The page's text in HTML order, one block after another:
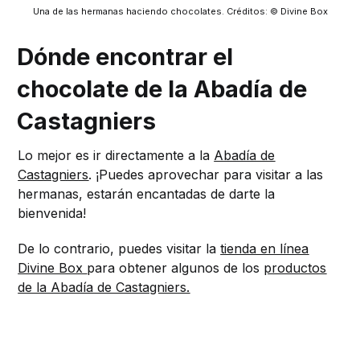
Una de las hermanas haciendo chocolates. Créditos: © Divine Box
Dónde encontrar el
chocolate de la Abadía de
Castagniers
Lo mejor es ir directamente a la Abadía de
Castagniers. ¡Puedes aprovechar para visitar a las
hermanas, estarán encantadas de darte la
bienvenida!
De lo contrario, puedes visitar latienda en línea
Divine Box para obtener algunos de los productos
de la Abadía de Castagniers.